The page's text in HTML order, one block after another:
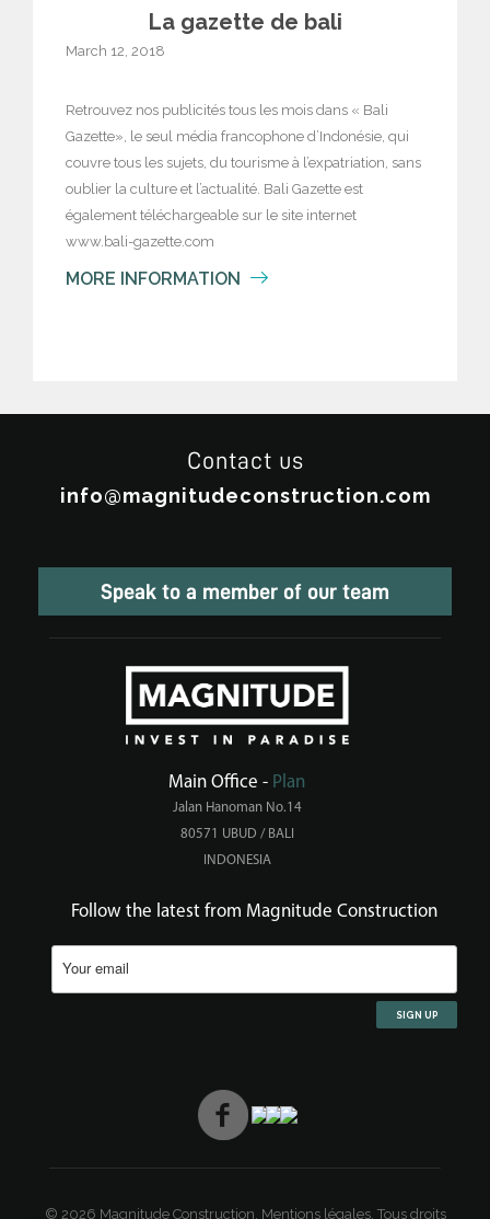
La gazette de bali
March 12, 2018
Retrouvez nos publicités tous les mois dans « Bali
Gazette», le seul média francophone d’Indonésie, qui
couvre tous les sujets, du tourisme à l’expatriation, sans
oublier la culture et l’actualité. Bali Gazette est
également téléchargeable sur le site internet
www.bali-gazette.com
MORE INFORMATION
Contact us
info@magnitudeconstruction.com
Speak to a member of our team
Main Office - Plan
Jalan Hanoman No.14
80571 UBUD / BALI
INDONESIA
Follow the latest from Magnitude Construction
© 2026 Magnitude Construction. Mentions légales. Tous droits